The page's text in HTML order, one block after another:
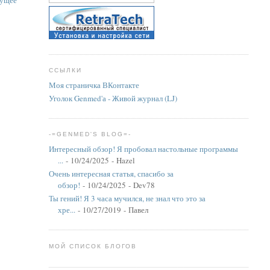
ССЫЛКИ
Моя страничка ВКонтакте
Уголок Genmed'а - Живой журнал (LJ)
-=GENMED'S BLOG=-
Интересный обзор! Я пробовал настольные программы
...- 10/24/2025 - Hazel
Очень интересная статья, спасибо за
обзор! - 10/24/2025 - Dev78
Ты гений! Я 3 часа мучился, не знал что это за
хре...- 10/27/2019 - Павел
МОЙ СПИСОК БЛОГОВ